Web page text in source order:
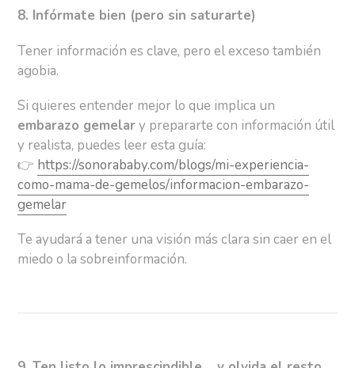
8. Infórmate bien (pero sin saturarte)
Tener información es clave, pero el exceso también
agobia.
Si quieres entender mejor lo que implica un
embarazo gemelary prepararte con información útil
y realista, puedes leer esta guía:
👉 https://sonorababy.com/blogs/mi-experiencia-
como-mama-de-gemelos/informacion-embarazo-
gemelar
Te ayudará a tener una visión más clara sin caer en el
miedo o la sobreinformación.